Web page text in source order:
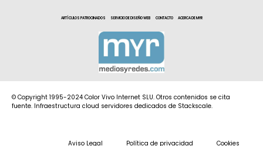
ARTÍCULOS PATROCINADOS SERVICIO DE DISEÑO WEB CONTACTO ACERCA DE MYR
© Copyright 1995-2024 Color Vivo Internet SLU. Otros contenidos se cita
fuente. Infraestructura cloud servidores dedicados de Stackscale.
Aviso Legal Política de privacidad Cookies